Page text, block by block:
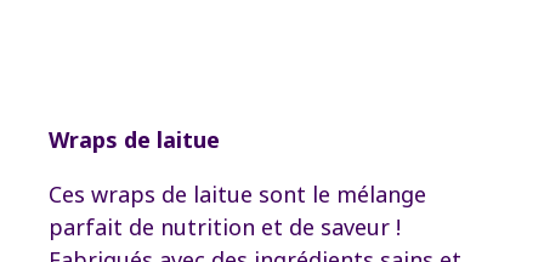
Wraps de laitue
Ces wraps de laitue sont le mélange
parfait de nutrition et de saveur !